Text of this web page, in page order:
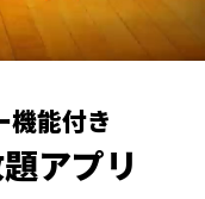
機能付き
アプリ